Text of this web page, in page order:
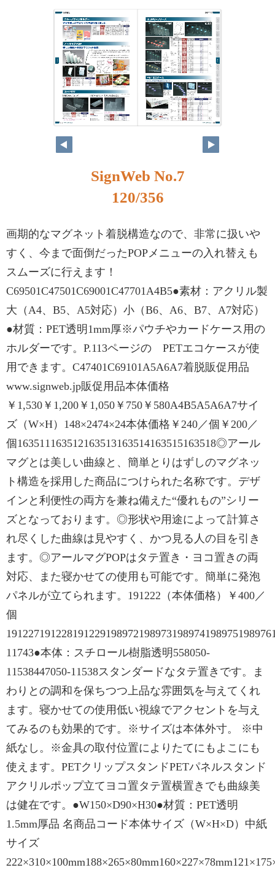
SignWeb No.7
120/356
画期的なマグネット着脱構造なので、非常に扱いや
すく、今まで面倒だったPOPメニューの入れ替えも
スムーズに行えます！
C69501C47501C69001C47701A4B5●素材：アクリル製
大（A4、B5、A5対応）小（B6、A6、B7、A7対応）
●材質：PET透明1mm厚※パウチやカードケース用の
ホルダーです。P.113ページの PETエコケースが使
用できます。C47401C69101A5A6A7着脱販促用品
www.signweb.jp販促用品本体価格
￥1,530￥1,200￥1,050￥750￥580A4B5A5A6A7サイ
ズ（W×H）148×2474×24本体価格￥240／個￥200／
個163511163512163513163514163515163518◎アール
マグとは美しい曲線と、簡単とりはずしのマグネッ
ト構造を採用した商品につけられた名称です。デザ
インと利便性の両方を兼ね備えた“優れもの”シリー
ズとなっております。◎形状や用途によって計算さ
れ尽くした曲線は見やすく、かつ見る人の目を引き
ます。◎アールマグPOPはタテ置き・ヨコ置きの両
対応、また寝かせての使用も可能です。簡単に発泡
パネルが立てられます。191222（本体価格）￥400／
個
11743●本体：スチロール樹脂透明558050-
11538447050-11538スタンダードなタテ置きです。ま
わりとの調和を保ちつつ上品な雰囲気を与えてくれ
ます。寝かせての使用低い視線でアクセントを与え
てみるのも効果的です。※サイズは本体外寸。 ※中
紙なし。※金具の取付位置によりたてにもよこにも
使えます。PETクリップスタンドPETパネルスタンド
アクリルポップ立てヨコ置タテ置横置きでも曲線美
は健在です。●W150×D90×H30●材質：PET透明
1.5mm厚品 名商品コード本体サイズ（W×H×D）中紙
サイズ